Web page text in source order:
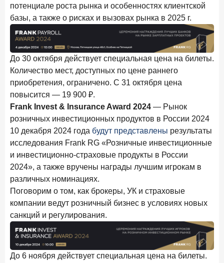
19 декабря 2025 года ИССЛЕДОВАНИЕ
В эпоху дуополии маркетплейсов селлеры ищут
новые финансовые решения
18 декабря 2025 года
Ипотека 2025–2026: стресс‑тест высокими ставками и
прогнозы на восстановление
По итогам ноября 2025 года объем выдач кредитов
составил 1 027 млрд руб.
5 декабря 2025 года
Эмоции, эксклюзив и вовлечение: новая формула
банковской лояльности
3 декабря 2025 года
Почему опытные инвесторы в России чувствуют себя
начинающими?
25 ноября 2025 года ИССЛЕДОВАНИЕ
Клиент стал партнером: как трансформируется рынок
инвестиций
потенциале роста рынка и особенностях клиентской
базы, а также о рисках и вызовах рынка в 2025 г.
До 30 октября действует специальная цена на билеты.
Количество мест, доступных по цене раннего
приобретения, ограничено. C 31 октября цена
повысится — 19 900 ₽.
Frank Invest & Insurance Award 2024 — Рынок
розничных инвестиционных продуктов в России 2024
10 декабря 2024 года будут представлены результаты
исследования Frank RG «Розничные инвестиционные
и инвестиционно-страховые продукты в России
2024», а также вручены награды лучшим игрокам в
различных номинациях.
Поговорим о том, как брокеры, УК и страховые
компании ведут розничный бизнес в условиях новых
санкций и регулирования.
До 6 ноября действует специальная цена на билеты.